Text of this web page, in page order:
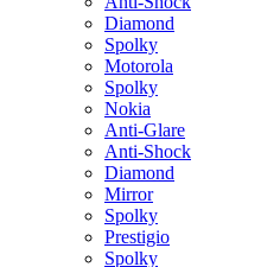
Diamond
Spolky
Motorola
Spolky
Nokia
Anti-Glare
Anti-Shock
Diamond
Mirror
Spolky
Prestigio
Spolky